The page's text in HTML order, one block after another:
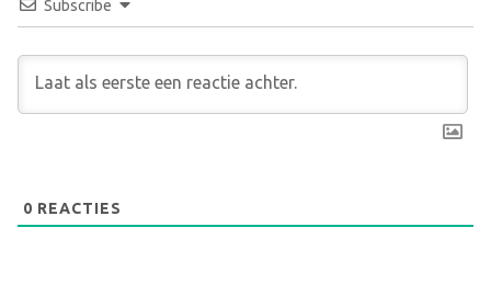
Subscribe
0 REACTIES